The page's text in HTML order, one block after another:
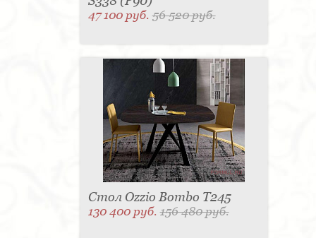
47 100 руб.56 520 руб.
Стол Ozzio Bombo T245
130 400 руб.156 480 руб.